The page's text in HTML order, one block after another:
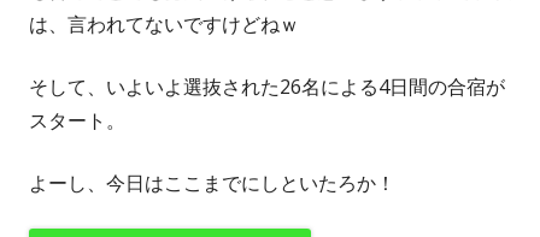
は、言われてないですけどねｗ
そして、いよいよ選抜された26名による4日間の合宿が
スタート。
よーし、今日はここまでにしといたろか！